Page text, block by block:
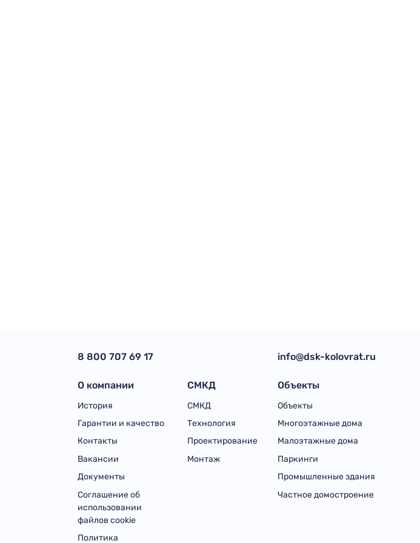
8 800 707 69 17
О компании
История
Гарантии и качество
Контакты
Вакансии
Документы
Соглашение об
использовании
файлов cookie
Политика
СМКД
СМКД
Технология
Проектирование
Монтаж
info@dsk-kolovrat.ru
Объекты
Объекты
Многоэтажные дома
Малоэтажные дома
Паркинги
Промышленные здания
Частное домостроение